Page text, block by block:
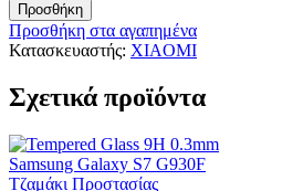
Προσθήκη
Προσθήκη στα αγαπημένα
Κατασκευαστής: XIAOMI
Σχετικά προϊόντα